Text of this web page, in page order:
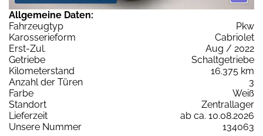
Allgemeine Daten:
Fahrzeugtyp
Pkw
Karosserieform
Cabriolet
Erst-Zul.
Aug / 2022
Getriebe
Schaltgetriebe
Kilometerstand
16.375 km
Anzahl der Türen
3
Farbe
Weiß
Standort
Zentrallager
Lieferzeit
ab ca. 10.08.2026
Unsere Nummer
134063